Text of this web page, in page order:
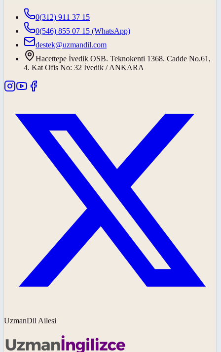
0(312) 911 37 15
0(546) 855 07 15 (WhatsApp)
destek@uzmandil.com
Hacettepe İvedik OSB. Teknokenti 1368. Cadde No.61,
4. Kat Ofis No: 32 İvedik / ANKARA
UzmanDil Ailesi